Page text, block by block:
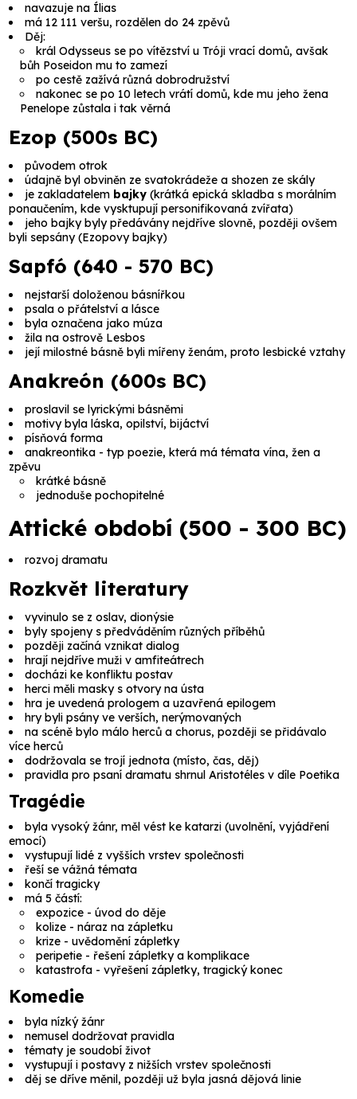
navazuje na Ílias
má 12 111 veršu, rozdělen do 24 zpěvů
Děj:
králOdysseus se po vítězství u Tróji vrací domů, avšak
bůh Poseidon mu to zamezí
po cestě zažívá různá dobrodružství
nakonec se po 10 letech vrátí domů, kde mu jeho žena
Penelope zůstala i tak věrná
Ezop (500s BC)
původem otrok
údajně byl obviněn ze svatokrádeže a shozen ze skály
je zakladatelem bajky (krátká epická skladba s morálním
ponaučením, kde vysktupují personifikovaná zvířata)
jeho bajky byly předávány nejdříve slovně, později ovšem
byli sepsány (Ezopovy bajky)
Sapfó (640 - 570 BC)
nejstarší doloženou básnířkou
psala o přátelství a lásce
byla označena jako múza
žila na ostrově Lesbos
její milostné básně byli mířeny ženám, proto lesbické vztahy
Anakreón (600s BC)
proslavil se lyrickými básněmi
motivy byla láska, opilství, bijáctví
písňová forma
anakreontika - typ poezie, která má témata vína, žen a
zpěvu
krátké básně
jednoduše pochopitelné
Attické období (500 - 300 BC)
rozvoj dramatu
Rozkvět literatury
vyvinulo se z oslav,dionýsie
byly spojeny s předváděním různých příběhů
později začíná vznikat dialog
hrají nejdříve muži v amfiteátrech
docházi ke konfliktu postav
herci měli masky s otvory na ústa
hra je uvedenáprologem a uzavřenáepilogem
hry byli psány ve verších, nerýmovaných
na scéně bylo málo herců a chorus, později se přidávalo
více herců
dodržovala setrojí jednota (místo, čas, děj)
pravidla pro psaní dramatu shrnulAristotéles v díle Poetika
Tragédie
byla vysoký žánr, měl vést ke katarzi (uvolnění, vyjádření
emocí)
vystupují lidé z vyšších vrstev společnosti
řeší se vážná témata
končí tragicky
má 5 částí:
expozice - úvod do děje
kolize - náraz na zápletku
krize - uvědomění zápletky
peripetie - řešení zápletky a komplikace
katastrofa - vyřešení zápletky, tragický konec
Komedie
byla nízký žánr
nemusel dodržovat pravidla
tématy je soudobí život
vystupují i postavy z nižších vrstev společnosti
děj se dříve měnil, později už byla jasná dějová linie